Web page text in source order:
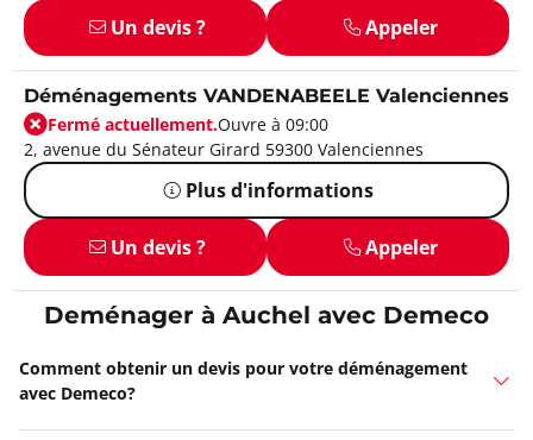
Un devis ? Appeler
Déménagements VANDENABEELE Valenciennes
Fermé actuellement.Ouvre à 09:00
2, avenue du Sénateur Girard 59300 Valenciennes
Plus d'informations
Un devis ? Appeler
Deménager à Auchel avec Demeco
Comment obtenir un devis pour votre déménagement
avec Demeco?